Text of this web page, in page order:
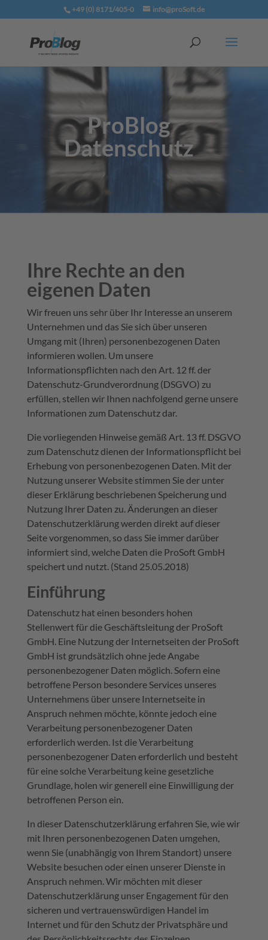
+49 (0) 8171/405-0 info@proSoft.de
ProBlog
Datenschutz
Ihre Rechte an den
eigenen Daten
Wir freuen uns sehr über Ihr Interesse an unserem
Unternehmen und das Sie sich über unseren
Umgang mit (Ihren) personenbezogenen Daten
informieren wollen. Um unsere
Informationspflichten nach den Art. 12 ff. der
Datenschutz-Grundverordnung (DSGVO) zu
erfüllen, stellen wir Ihnen nachfolgend gerne unsere
Informationen zum Datenschutz dar.
Die vorliegenden Hinweise gemäß Art. 13 ff. DSGVO
zum Datenschutz dienen der Informationspflicht bei
Erhebung von personenbezogenen Daten. Mit der
Nutzung unserer Website stimmen Sie der unter
dieser Erklärung beschriebenen Speicherung und
Nutzung Ihrer Daten zu. Änderungen an dieser
Datenschutzerklärung werden direkt auf dieser
Seite vorgenommen, so dass Sie immer darüber
informiert sind, welche Daten die ProSoft GmbH
speichert und nutzt. (Stand 25.05.2018)
Einführung
Datenschutz hat einen besonders hohen
Stellenwert für die Geschäftsleitung der ProSoft
GmbH. Eine Nutzung der Internetseiten der ProSoft
GmbH ist grundsätzlich ohne jede Angabe
personenbezogener Daten möglich. Sofern eine
betroffene Person besondere Services unseres
Unternehmens über unsere Internetseite in
Anspruch nehmen möchte, könnte jedoch eine
Verarbeitung personenbezogener Daten
erforderlich werden. Ist die Verarbeitung
personenbezogener Daten erforderlich und besteht
für eine solche Verarbeitung keine gesetzliche
Grundlage, holen wir generell eine Einwilligung der
betroffenen Person ein.
In dieser Datenschutzerklärung erfahren Sie, wie wir
mit Ihren personenbezogenen Daten umgehen,
wenn Sie (unabhängig von Ihrem Standort) unsere
Website besuchen oder einen unserer Dienste in
Anspruch nehmen. Wir möchten mit dieser
Datenschutzerklärung unser Engagement für den
sicheren und vertrauenswürdigen Handel im
Internet und für den Schutz der Privatsphäre und